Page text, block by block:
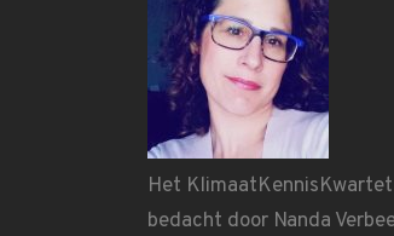
Het
bedacht door Nanda